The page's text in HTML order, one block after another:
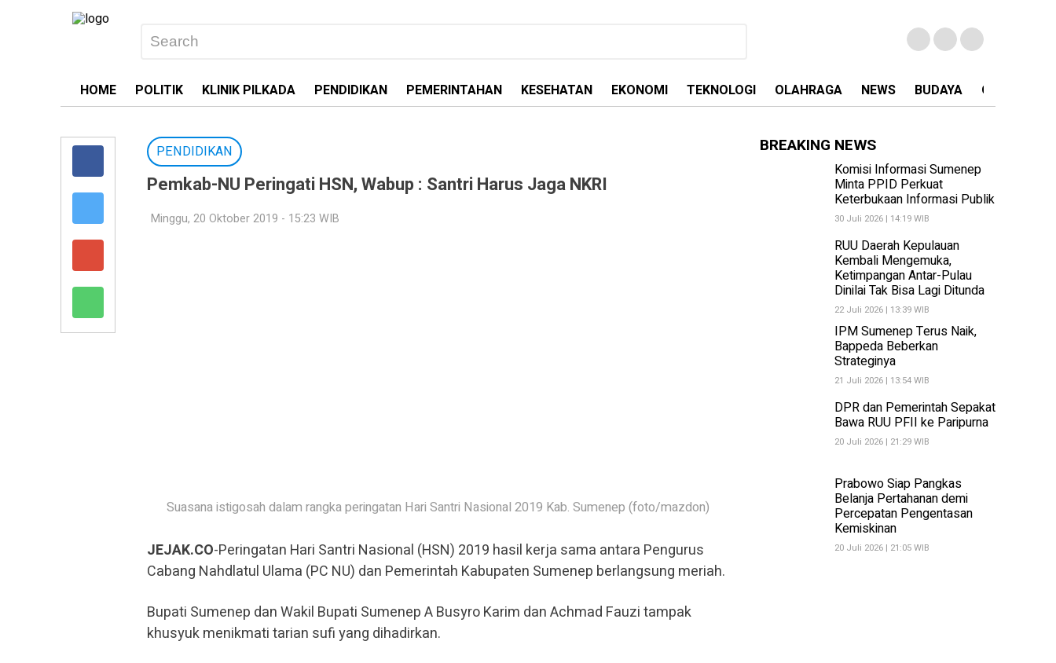
HOME POLITIK KLINIK PILKADA PENDIDIKAN PEMERINTAHAN KESEHATAN EKONOMI TEKNOLOGI OLAHRAGA NEWS BUDAYA OPINI
PENDIDIKAN
Pemkab-NU Peringati HSN, Wabup : Santri Harus Jaga NKRI
Minggu, 20 Oktober 2019 - 15:23 WIB
Suasana istigosah dalam rangka peringatan Hari Santri Nasional 2019 Kab. Sumenep (foto/mazdon)
JEJAK.CO-Peringatan Hari Santri Nasional (HSN) 2019 hasil kerja sama antara Pengurus
Cabang Nahdlatul Ulama (PC NU) dan Pemerintah Kabupaten Sumenep berlangsung meriah.
Bupati Sumenep dan Wakil Bupati Sumenep A Busyro Karim dan Achmad Fauzi tampak
khusyuk menikmati tarian sufi yang dihadirkan.
BREAKING NEWS
Komisi Informasi Sumenep
Minta PPID Perkuat
Keterbukaan Informasi Publik
30 Juli 2026 | 14:19 WIB
RUU Daerah Kepulauan
Kembali Mengemuka,
Ketimpangan Antar-Pulau
Dinilai Tak Bisa Lagi Ditunda
22 Juli 2026 | 13:39 WIB
IPM Sumenep Terus Naik,
Bappeda Beberkan
Strateginya
21 Juli 2026 | 13:54 WIB
DPR dan Pemerintah Sepakat
Bawa RUU PFII ke Paripurna
20 Juli 2026 | 21:29 WIB
Prabowo Siap Pangkas
Belanja Pertahanan demi
Percepatan Pengentasan
Kemiskinan
20 Juli 2026 | 21:05 WIB